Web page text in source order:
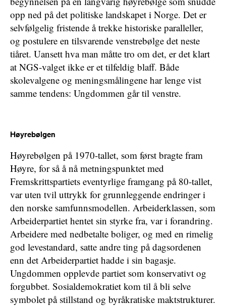
opp ned på det politiske landskapet i Norge. Det er
selvfølgelig fristende å trekke historiske paralleller,
og postulere en tilsvarende venstrebølge det neste
tiåret. Uansett hva man måtte tro om det, er det klart
at NGS-valget ikke er et tilfeldig blaff. Både
skolevalgene og meningsmålingene har lenge vist
samme tendens: Ungdommen går til venstre.
Høyrebølgen
Høyrebølgen på 1970-tallet, som først bragte fram
Høyre, for så å nå metningspunktet med
Fremskrittspartiets eventyrlige framgang på 80-tallet,
var uten tvil uttrykk for grunnleggende endringer i
den norske samfunnsmodellen. Arbeiderklassen, som
Arbeiderpartiet hentet sin styrke fra, var i forandring.
Arbeidere med nedbetalte boliger, og med en rimelig
god levestandard, satte andre ting på dagsordenen
enn det Arbeiderpartiet hadde i sin bagasje.
Ungdommen opplevde partiet som konservativt og
forgubbet. Sosialdemokratiet kom til å bli selve
symbolet på stillstand og byråkratiske maktstrukturer.